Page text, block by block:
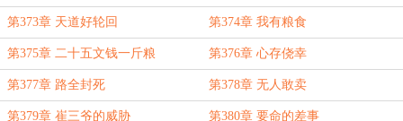
第373章 天道好轮回 第374章 我有粮食
第375章 二十五文钱一斤粮 第376章 心存侥幸
第377章 路全封死 第378章 无人敢卖
第379章 崔三爷的威胁 第380章 要命的差事